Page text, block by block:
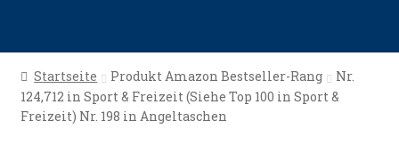
Start
Angellinks
Startseite Produkt Amazon Bestseller-Rang
Nr.
124,712 in Sport & Freizeit (Siehe Top 100 in Sport &
Freizeit) Nr. 198 in Angeltaschen